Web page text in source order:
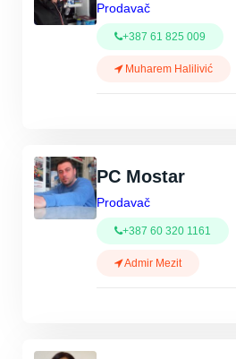
Prodavač
+387 61 825 009
Muharem Halilivić
PC Mostar
Prodavač
+387 60 320 1161
Admir Mezit